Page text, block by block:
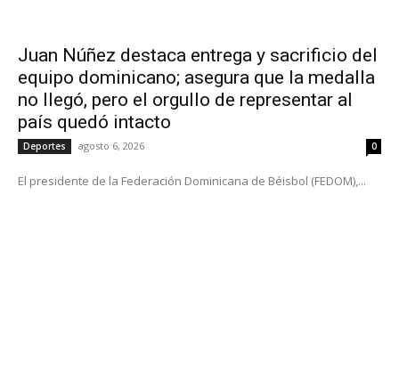
Juan Núñez destaca entrega y sacrificio del
equipo dominicano; asegura que la medalla
no llegó, pero el orgullo de representar al
país quedó intacto
Deportes agosto 6, 2026 0
El presidente de la Federación Dominicana de Béisbol (FEDOM),...